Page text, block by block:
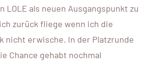
LOLE als neuen Ausgangspunkt zu
zurück fliege wenn ich die
nicht erwische. In der Platzrunde
Chance gehabt nochmal